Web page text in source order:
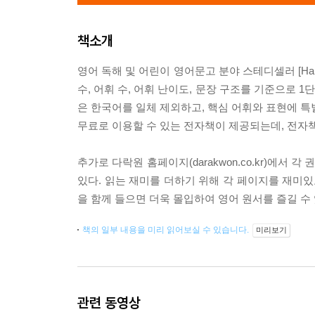
책소개
영어 독해 및 어린이 영어문고 분야 스테디셀러
수, 어휘 수, 어휘 난이도, 문장 구조를 기준으로 1
은 한국어를 일체 제외하고, 핵심 어휘와 표현에
무료로 이용할 수 있는 전자책이 제공되는데, 전
추가로 다락원 홈페이지(darakwon.co.kr)에서 각
있다. 읽는 재미를 더하기 위해 각 페이지를 재미
을 함께 들으면 더욱 몰입하여 영어 원서를 즐길 수
책의 일부 내용을 미리 읽어보실 수 있습니다. 미리보기
관련 동영상